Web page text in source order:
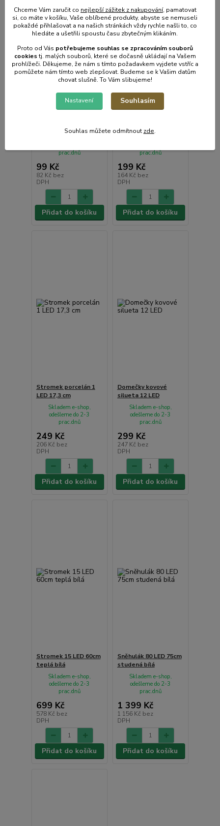
99 Kč
82 Kč bez
DPH
prac.dnů
Přidat do košíku
199 Kč
164 Kč bez
DPH
prac.dnů
Přidat do košíku
Stromek porcelán 1
LED 17,3 cm
249 Kč
206 Kč bez
DPH
Skladem e-shop,
odešleme do 2-3
prac.dnů
Přidat do košíku
Domečky kovové
silueta 12 LED
299 Kč
247 Kč bez
DPH
Skladem e-shop,
odešleme do 2-3
prac.dnů
Přidat do košíku
Stromek 15 LED 60cm
teplá bílá
699 Kč
578 Kč bez
DPH
Skladem e-shop,
odešleme do 2-3
prac.dnů
Přidat do košíku
Sněhulák 80 LED 75cm
studená bílá
1 399 Kč
1 156 Kč bez
DPH
Skladem e-shop,
odešleme do 2-3
prac.dnů
Přidat do košíku
Chceme Vám zaručit co nejlepší zážitek z nakupování, pamatovat
si, co máte v košíku, Vaše oblíbené produkty, abyste se nemuseli
pokaždé přihlašovat a na našich stránkách vždy rychle našli to, co
hledáte a ušetřili spoustu času zbytečným klikáním.
Proto od Vás potřebujeme souhlas se zpracováním souborů
cookiestj. malých souborů, které se dočasně ukládají na Vašem
prohlížeči. Děkujeme, že nám s tímto požadavkem vyjdete vstříc a
pomůžete nám tímto web zlepšovat. Budeme se k Vašim datům
chovat slušně. To Vám slibujeme!
Nastavení Souhlasím
Souhlas můžete odmítnout zde.